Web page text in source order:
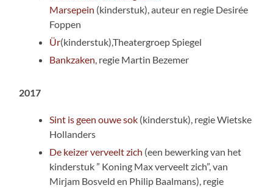
Marsepein (kinderstuk), auteur en regie Desirée
Foppen
Ür(kinderstuk),Theatergroep Spiegel
Bankzaken, regie Martin Bezemer
2017
Sint is geen ouwe sok (kinderstuk), regie Wietske
Hollanders
De keizer verveelt zich (een bewerking van het
kinderstuk ” Koning Max verveelt zich”, van
Mirjam Bosveld en Philip Baalmans), regie